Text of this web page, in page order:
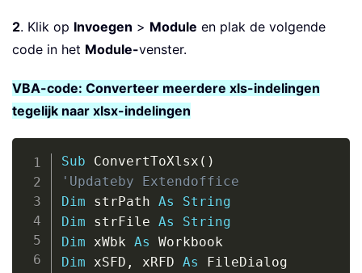
2. Klik op Invoegen > Module en plak de volgende
code in het Module-venster.
VBA-code: Converteer meerdere xls-indelingen
tegelijk naar xlsx-indelingen
Sub ConvertToXlsx ( )
'Updateby Extendoffice
Dim strPath As
String
Dim strFile As
String
Dim xWbk As
Dim xSFD , xRFD As